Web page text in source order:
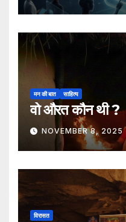
मन की बात साहित्य
वो औरत कौन थी ?
NOVEMBER 8, 2025
विरासत